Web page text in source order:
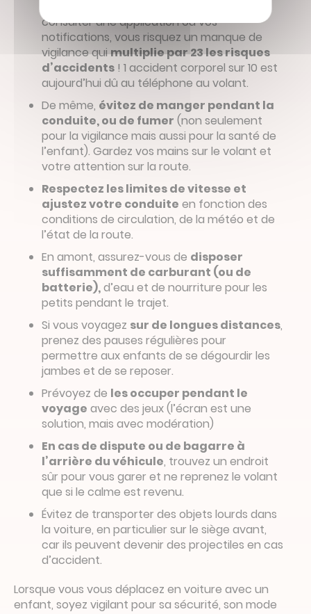
consulter une application ou vos
notifications, vous risquez un manque de
vigilance quimultiplie par 23les risques
d’accidents ! 1 accident corporel sur 10 est
aujourd’hui dû au téléphone au volant.
De même, évitez de manger pendant la
conduite, ou de fumer (non seulement
pour la vigilance mais aussi pour la santé de
l’enfant). Gardez vos mains sur le volant et
votre attention sur la route.
Respectez les limites de vitesse et
ajustez votre conduite en fonction des
conditions de circulation, de la météo et de
l’état de la route.
En amont, assurez-vous de disposer
suffisamment de carburant (ou de
batterie),d’eau et de nourriture pour les
petits pendant le trajet.
Si vous voyagez sur de longues distances,
prenez des pauses régulières pour
permettre aux enfants de se dégourdir les
jambes et de se reposer.
Prévoyez de les occuper pendant le
voyage avec des jeux (l’écran est une
solution, mais avec modération)
En cas de dispute ou de bagarre à
l’arrière du véhicule, trouvez un endroit
sûr pour vous garer et ne reprenez le volant
que si le calme est revenu.
Évitez de transporter des objets lourds dans
la voiture, en particulier sur le siège avant,
car ils peuvent devenir des projectiles en cas
d’accident.
Lorsque vous vous déplacez en voiture avec un
enfant, soyez vigilant pour sa sécurité, son mode